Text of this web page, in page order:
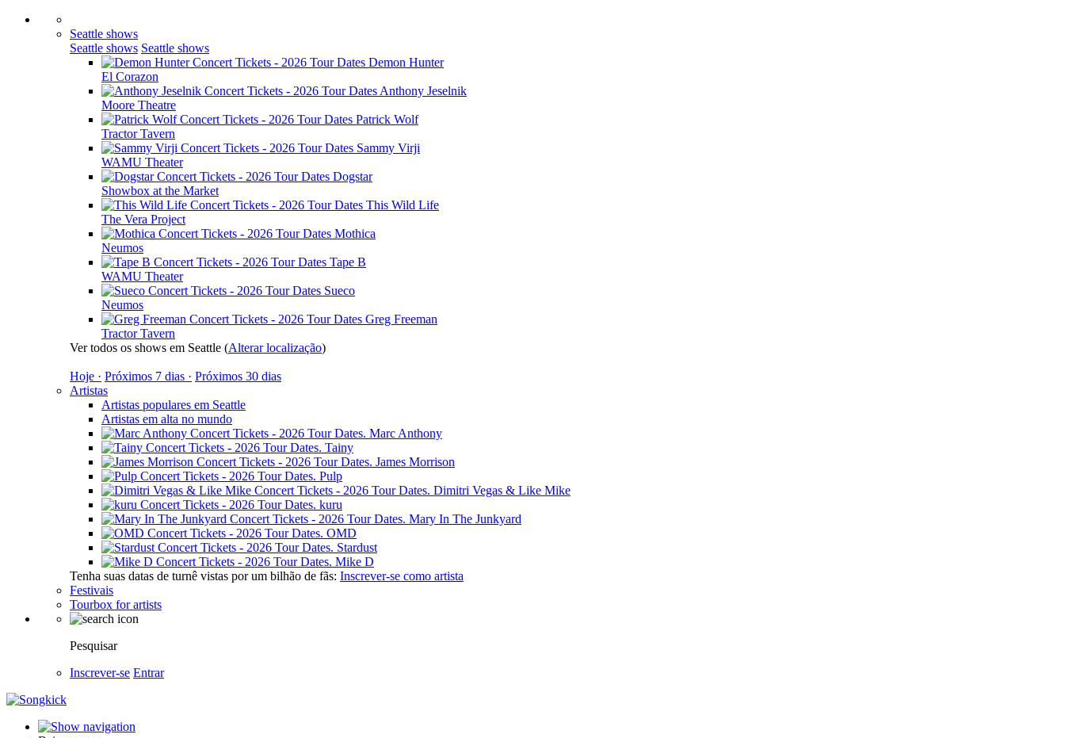
Seattle shows
Seattle shows Seattle shows
Demon Hunter
El Corazon
Anthony Jeselnik
Moore Theatre
Patrick Wolf
Tractor Tavern
Sammy Virji
WAMU Theater
Dogstar
Showbox at the Market
This Wild Life
The Vera Project
Mothica
Neumos
Tape B
WAMU Theater
Sueco
Neumos
Greg Freeman
Tractor Tavern
Ver todos os shows em Seattle (Alterar localização)
Hoje · Próximos 7 dias · Próximos 30 dias
Artistas
Artistas populares em Seattle
Artistas em alta no mundo
Marc Anthony
Tainy
James Morrison
Pulp
Dimitri Vegas & Like Mike
kuru
Mary In The Junkyard
OMD
Stardust
Mike D
Tenha suas datas de turnê vistas por um bilhão de fãs: Inscrever-se como artista
Festivais
Tourbox for artists
Pesquisar
Inscrever-se Entrar